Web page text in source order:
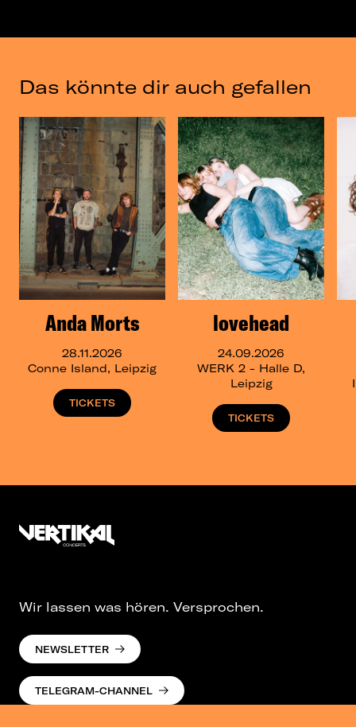
Das könnte dir auch gefallen
Anda Morts
28.11.2026
Conne Island, Leipzig
TICKETS
lovehead
24.09.2026
WERK 2 - Halle D,
Leipzig
TICKETS
Wir lassen was hören. Versprochen.
NEWSLETTER
TELEGRAM-CHANNEL